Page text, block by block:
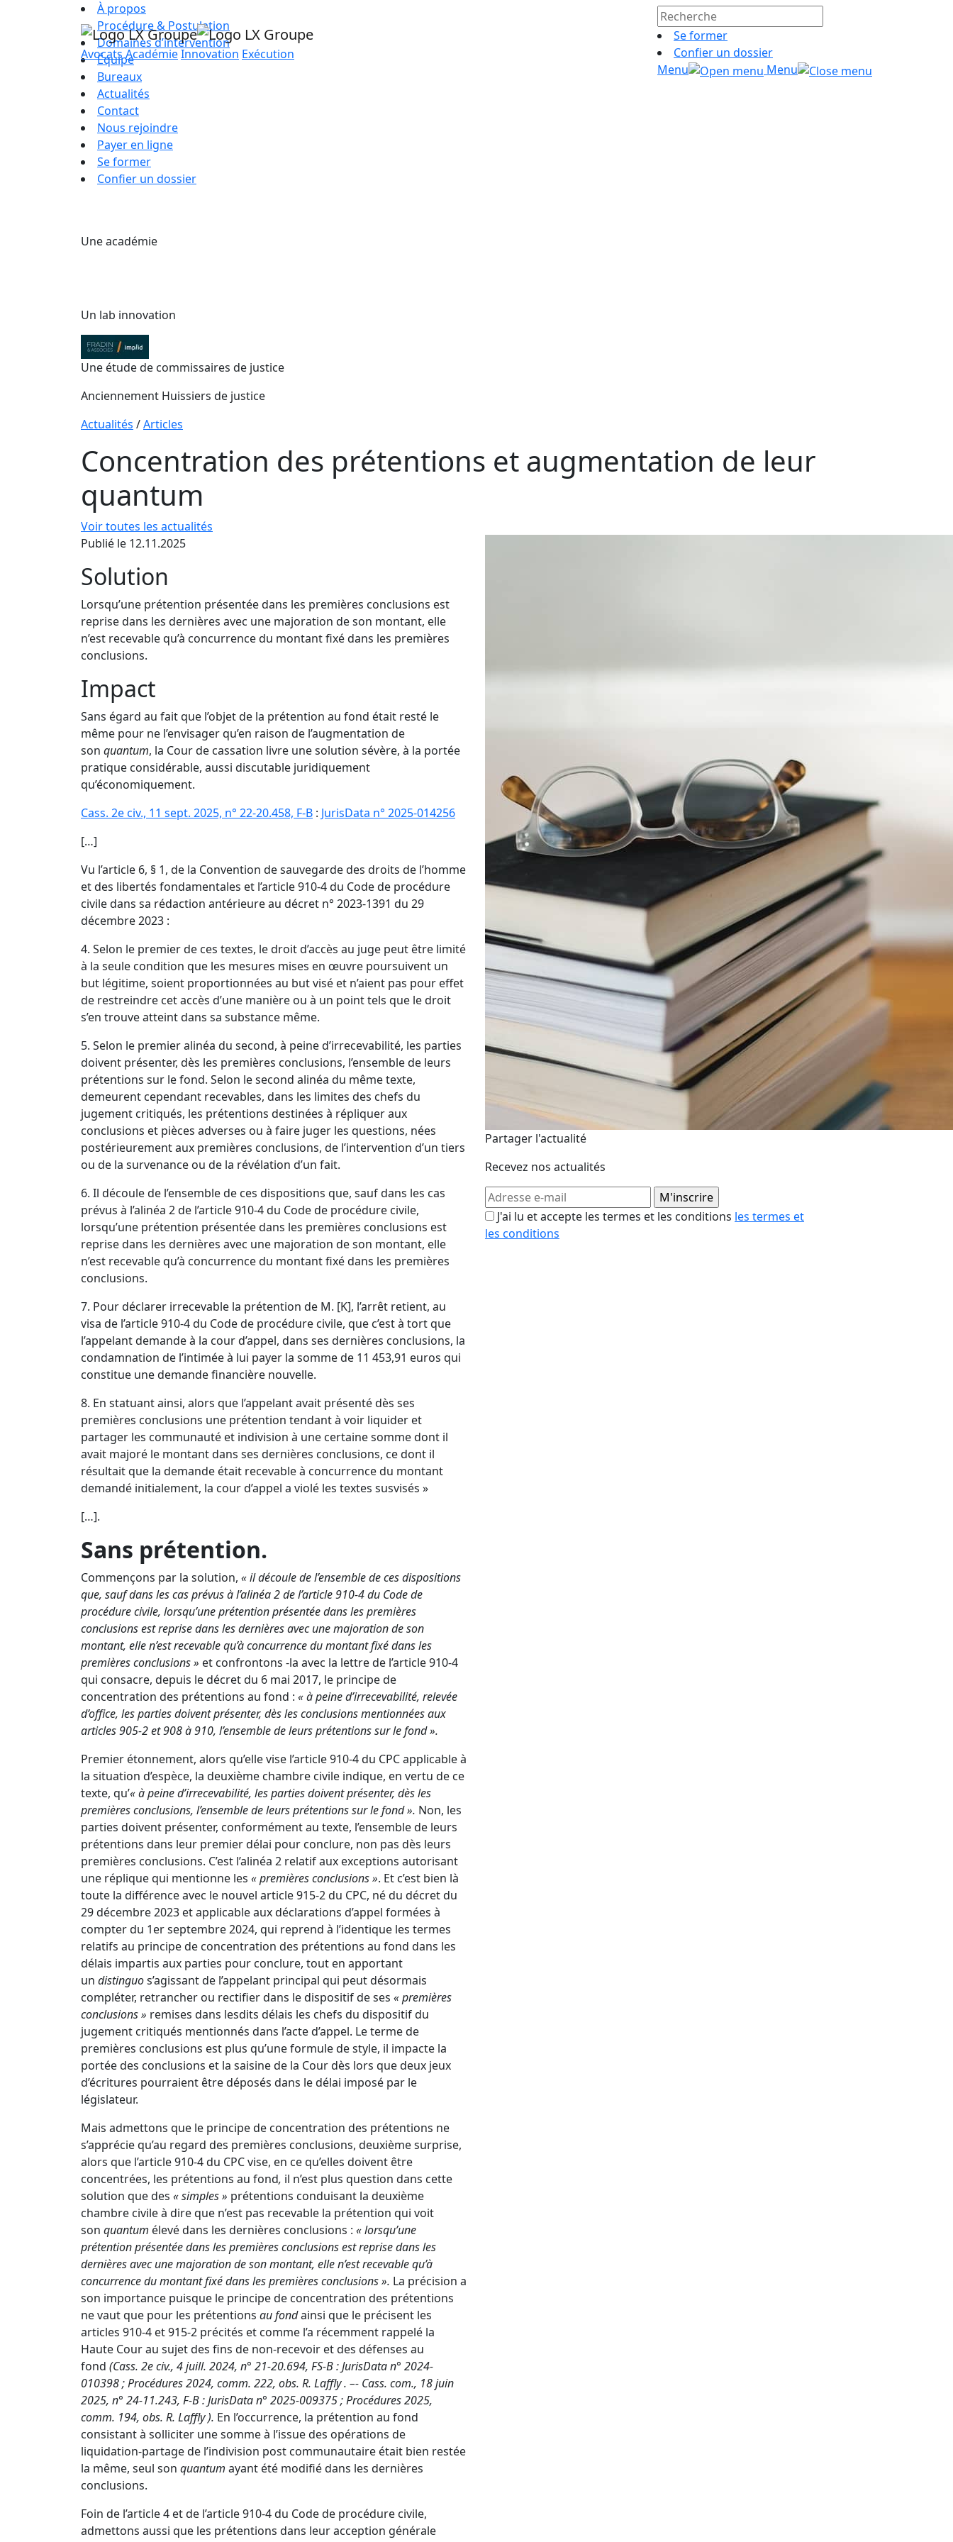
AvocatsAcadémieInnovation Exécution
Se former
Confier un dossier
Menu
Menu
À propos
Procédure & Postulation
Domaines d’intervention
Équipe
Bureaux
Actualités
Contact
Nous rejoindre
Payer en ligne
Se former
Confier un dossier
Une académie
Un lab innovation
Une étude de commissaires de justice
Anciennement Huissiers de justice
Actualités /Articles
Concentration des prétentions et augmentation de leur
quantum
Voir toutes les actualités
Publié le 12.11.2025
Solution
Lorsqu’une prétention présentée dans les premières conclusions est
reprise dans les dernières avec une majoration de son montant, elle
n’est recevable qu’à concurrence du montant fixé dans les premières
conclusions.
Impact
Sans égard au fait que l’objet de la prétention au fond était resté le
même pour ne l’envisager qu’en raison de l’augmentation de
son quantum, la Cour de cassation livre une solution sévère, à la portée
pratique considérable, aussi discutable juridiquement
qu’économiquement.
Cass. 2e civ., 11 sept. 2025, n° 22-20.458, F-B : JurisData n° 2025-014256
[…]
Vu l’article 6, § 1, de la Convention de sauvegarde des droits de l’homme
et des libertés fondamentales et l’article 910-4 du Code de procédure
civiledans sa rédaction antérieure au décret n° 2023-1391 du 29
décembre 2023 :
4. Selon le premier de ces textes, le droit d’accès au juge peut être limité
à la seule condition que les mesures mises en œuvre poursuivent un
but légitime, soient proportionnées au but visé et n’aient pas pour effet
de restreindre cet accès d’une manière ou à un point tels que le droit
s’en trouve atteint dans sa substance même.
5. Selon le premier alinéa du second, à peine d’irrecevabilité, les parties
doivent présenter, dès les premières conclusions, l’ensemble de leurs
prétentions sur le fond. Selon le second alinéa du même texte,
demeurent cependant recevables, dans les limites des chefs du
jugement critiqués, les prétentions destinées à répliquer aux
conclusions et pièces adverses ou à faire juger les questions, nées
postérieurement aux premières conclusions, de l’intervention d’un tiers
ou de la survenance ou de la révélation d’un fait.
6. Il découle de l’ensemble de ces dispositions que, sauf dans les cas
prévus à l’alinéa 2 de l’article 910-4 du Code de procédure civile,
lorsqu’une prétention présentée dans les premières conclusions est
reprise dans les dernières avec une majoration de son montant, elle
n’est recevable qu’à concurrence du montant fixé dans les premières
conclusions.
7. Pour déclarer irrecevable la prétention de M. [K], l’arrêt retient, au
visa de l’article 910-4 du Code de procédure civile, que c’est à tort que
l’appelant demande à la cour d’appel, dans ses dernières conclusions, la
condamnation de l’intimée à lui payer la somme de 11 453,91 euros qui
constitue une demande financière nouvelle.
8. En statuant ainsi, alors que l’appelant avait présenté dès ses
premières conclusions une prétention tendant à voir liquider et
partager les communauté et indivision à une certaine somme dont il
avait majoré le montant dans ses dernières conclusions, ce dont il
résultait que la demande était recevable à concurrence du montant
demandé initialement, la cour d’appel a violé les textes susvisés »
[…].
Sans prétention.
Commençons par la solution, « il découle de l’ensemble de ces dispositions
que, sauf dans les cas prévus à l’alinéa 2 de l’article 910-4 du Code de
procédure civile, lorsqu’une prétention présentée dans les premières
conclusions est reprise dans les dernières avec une majoration de son
montant, elle n’est recevable qu’à concurrence du montant fixé dans les
premières conclusions » et confrontons -la avec la lettre de l’article 910-4
qui consacre, depuis ledécret du 6 mai 2017, le principe de
concentration des prétentions au fond : « à peine d’irrecevabilité, relevée
d’office, les parties doivent présenter, dès les conclusions mentionnées aux
articles 905-2 et 908 à 910, l’ensemble de leurs prétentions sur le fond ».
Premier étonnement, alors qu’elle vise l’article 910-4 du CPCapplicable à
la situation d’espèce, la deuxième chambre civile indique, en vertu de ce
texte, qu’« à peine d’irrecevabilité, les parties doivent présenter, dès les
premières conclusions, l’ensemble de leurs prétentions sur le fond ». Non, les
parties doivent présenter, conformément au texte, l’ensemble de leurs
prétentions dans leur premier délai pour conclure, non pas dès leurs
premières conclusions. C’est l’alinéa 2 relatif aux exceptions autorisant
une réplique qui mentionne les « premières conclusions ». Et c’est bien là
toute la différence avec le nouvel article 915-2 du CPC, né du décret du
29 décembre 2023 et applicable aux déclarations d’appel formées à
compter du 1er septembre 2024, qui reprend à l’identique les termes
relatifs au principe de concentration des prétentions au fond dans les
délais impartis aux parties pour conclure, tout en apportant
un distinguos’agissant de l’appelant principal qui peut désormais
compléter, retrancher ou rectifier dans le dispositif de ses « premières
conclusions » remises dans lesdits délais les chefs du dispositif du
jugement critiqués mentionnés dans l’acte d’appel. Le terme de
premières conclusions est plus qu’une formule de style, il impacte la
portée des conclusions et la saisine de la Cour dès lors que deux jeux
d’écritures pourraient être déposés dans le délai imposé par le
législateur.
Mais admettons que le principe de concentration des prétentions ne
s’apprécie qu’au regard des premières conclusions, deuxième surprise,
alors que l’article 910-4 du CPCvise, en ce qu’elles doivent être
concentrées, les prétentions au fond, il n’est plus question dans cette
solution que des « simples » prétentions conduisant la deuxième
chambre civile à dire que n’est pas recevable la prétention qui voit
son quantum élevé dans les dernières conclusions : « lorsqu’une
prétention présentée dans les premières conclusions est reprise dans les
dernières avec une majoration de son montant, elle n’est recevable qu’à
concurrence du montant fixé dans les premières conclusions ». La précision a
son importance puisque le principe de concentration des prétentions
ne vaut que pour les prétentions au fondainsi que le précisent les
articles 910-4 et 915-2 précités et comme l’a récemment rappelé la
Haute Cour au sujet des fins de non-recevoir et des défenses au
fond (Cass. 2e civ., 4 juill. 2024, n° 21-20.694, FS-B:JurisData n° 2024-
010398;Procédures 2024, comm. 222, obs. R. Laffly. –- Cass. com., 18 juin
2025, n° 24-11.243, F-B:JurisData n° 2025-009375;Procédures 2025,
comm. 194, obs. R. Laffly). En l’occurrence, la prétention au fond
consistant à solliciter une somme à l’issue des opérations de
liquidation-partage de l’indivision post communautaire était bien restée
la même, seul son quantum ayant été modifié dans les dernières
conclusions.
Foin de l’article 4 et de l’article 910-4 du Code de procédure civile,
admettons aussi que les prétentions dans leur acception générale
Partager l'actualité
Recevez nos actualités
J'ai lu et accepte les termes et les conditions les termes et
les conditions